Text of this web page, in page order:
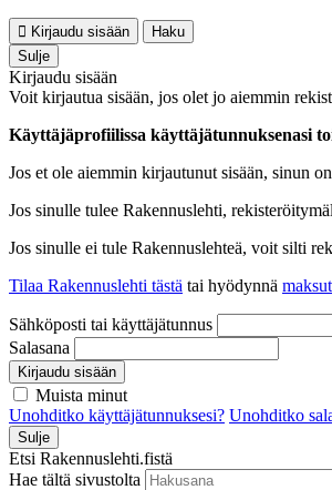
Kirjaudu sisään
Haku
Sulje
Kirjaudu sisään
Voit kirjautua sisään, jos olet jo aiemmin
Käyttäjäprofiilissa käyttäjätunnuksenasi
Jos et ole aiemmin kirjautunut sisään, sinun
Jos sinulle tulee Rakennuslehti,
Jos sinulle ei tule Rakennuslehteä, voit silti
Tilaa Rakennuslehti tästä tai hyödynnä
Sähköposti tai käyttäjätunnus
Salasana
Kirjaudu sisään
Muista minut
Unohditko käyttäjätunnuksesi? Unohditko
Sulje
Etsi Rakennuslehti.fistä
Hae tältä sivustolta